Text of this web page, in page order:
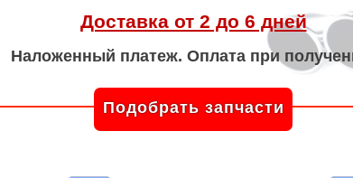
Доставка от 2 до 6 дней
Наложенный платеж. Оплата при
Подобрать запчасти